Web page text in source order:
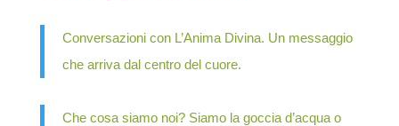
Conversazioni con L’Anima Divina. Un messaggio
che arriva dal centro del cuore.
Che cosa siamo noi? Siamo la goccia d’acqua o